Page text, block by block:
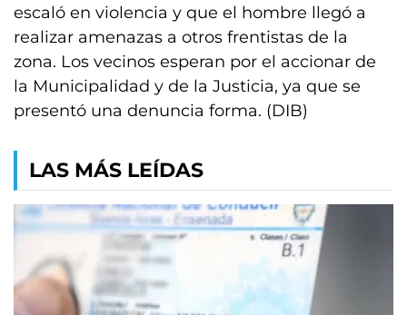
escaló en violencia y que el hombre llegó a
realizar amenazas a otros frentistas de la
zona. Los vecinos esperan por el accionar de
la Municipalidad y de la Justicia, ya que se
presentó una denuncia forma. (DIB)
LAS MÁS LEÍDAS